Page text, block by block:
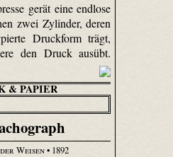
gerät eine endlose
zwei Zylinder, deren
Druckform trägt,
den Druck ausübt.
& PAPIER
Weisen• 1892